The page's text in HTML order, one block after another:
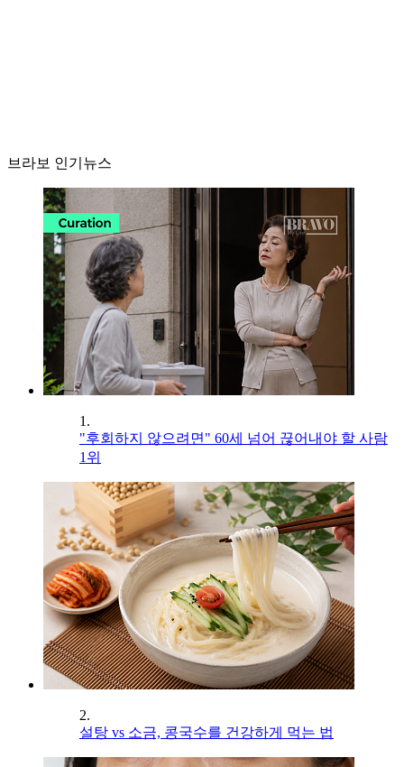
브라보 인기뉴스
1.
"후회하지 않으려면" 60세 넘어 끊어내야 할 사람
1위
2.
설탕 vs 소금, 콩국수를 건강하게 먹는 법